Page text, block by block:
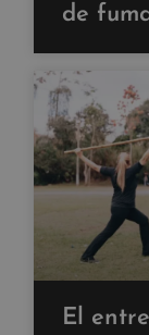
de
El